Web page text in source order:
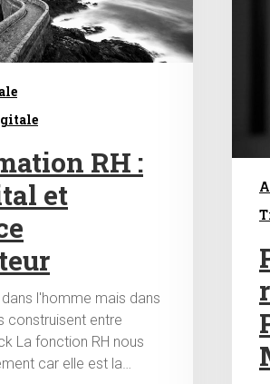
RH :
et
l'homme mais dans
construisent entre
La fonction RH nous
car elle est la…